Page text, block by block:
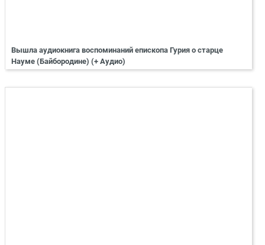
Вышла аудиокнига воспоминаний епископа Гурия о старце
Науме (Байбородине) (+ Аудио)